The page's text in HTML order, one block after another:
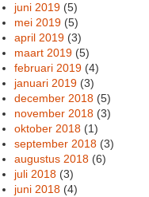
juni 2019 (5)
mei 2019 (5)
april 2019 (3)
maart 2019 (5)
februari 2019 (4)
januari 2019 (3)
december 2018 (5)
november 2018 (3)
oktober 2018 (1)
september 2018 (3)
augustus 2018 (6)
juli 2018 (3)
juni 2018 (4)